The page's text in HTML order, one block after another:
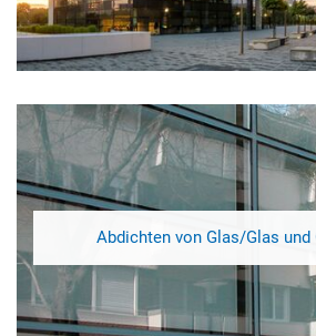
Abdichten von Glas/Glas und